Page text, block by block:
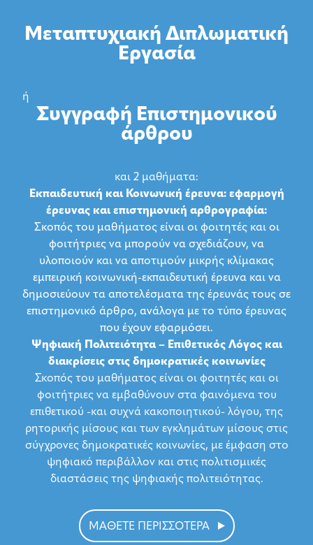
Μεταπτυχιακή Διπλωματική
Εργασία
ή
Συγγραφή Επιστημονικού
άρθρου
και 2 μαθήματα:
Εκπαιδευτική και Κοινωνική έρευνα: εφαρμογή
έρευνας και επιστημονική αρθρογραφία:
Σκοπός του μαθήματος είναι οι φοιτητές και οι
φοιτήτριες να μπορούν να σχεδιάζουν, να
υλοποιούν και να αποτιμούν μικρής κλίμακας
εμπειρική κοινωνική-εκπαιδευτική έρευνα και να
δημοσιεύουν τα αποτελέσματα της έρευνάς τους σε
επιστημονικό άρθρο, ανάλογα με το τύπο έρευνας
που έχουν εφαρμόσει.
Ψηφιακή Πολιτειότητα – Επιθετικός Λόγος και
διακρίσεις στις δημοκρατικές κοινωνίες
Σκοπός του μαθήματος είναι οι φοιτητές και οι
φοιτήτριες να εμβαθύνουν στα φαινόμενα του
επιθετικού -και συχνά κακοποιητικού- λόγου, της
ρητορικής μίσους και των εγκλημάτων μίσους στις
σύγχρονες δημοκρατικές κοινωνίες, με έμφαση στο
ψηφιακό περιβάλλον και στις πολιτισμικές
διαστάσεις της ψηφιακής πολιτειότητας.
ΜΑΘΕΤΕ ΠΕΡΙΣΣΟΤΕΡΑ